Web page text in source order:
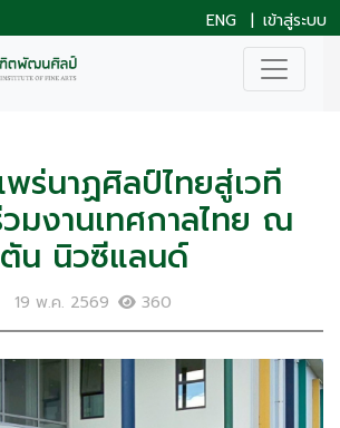
ENG | เข้าสู่ระบบ
ร่นาฏศิลป์ไทยสู่เวที
วมงานเทศกาลไทย ณ
น นิวซีแลนด์
19 พ.ค. 2569 360